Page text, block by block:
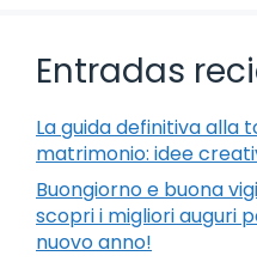
Entradas
La guida definitiva alla
matrimonio: idee
Buongiorno e buona
scopri i migliori auguri
nuovo anno!